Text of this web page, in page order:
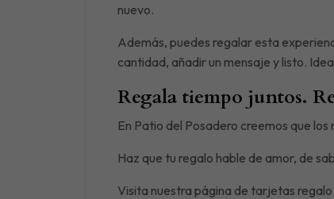
nuevo.
Además, puedes regalar esta
cantidad, añadir un mensaje y listo.
Regala tiempo juntos.
En Patio del Posadero creemos que
Haz que tu regalo hable de amor, de
Visita nuestra página de tarjetas